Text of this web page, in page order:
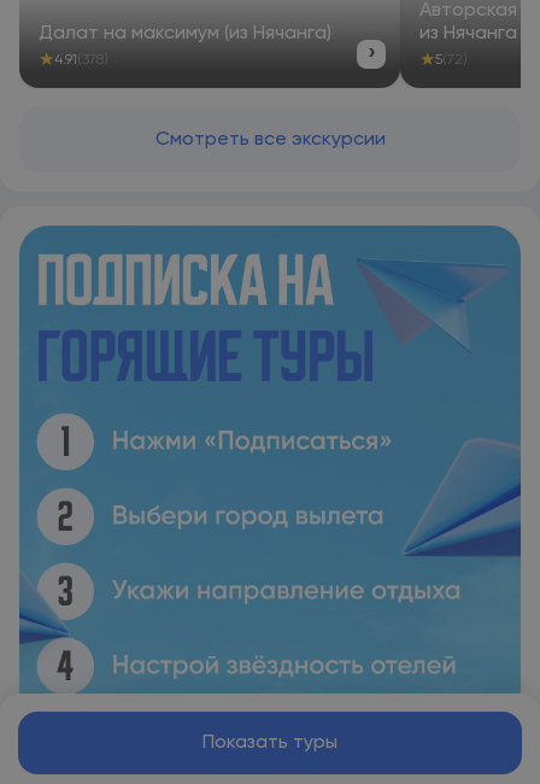
Далат на максимум (из Нячанга)
★4.91 (378) ›
Авторская
из Нячанга
★5 (72)
Смотреть все экскурсии
Показать туры